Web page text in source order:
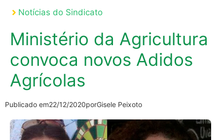
Notícias do Sindicato
Ministério da Agricultura
convoca novos Adidos
Agrícolas
Publicado em22/12/2020porGisele Peixoto